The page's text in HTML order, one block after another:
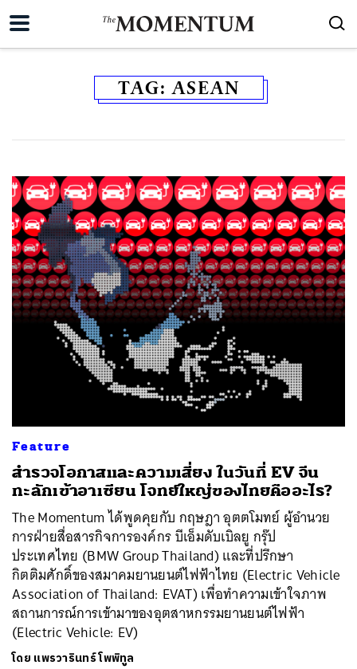
TAG:ASEAN
Feature
สำรวจโอกาสและความเสี่ยง ในวันที่ EV จีน
ทะลักเข้าอาเซียน โจทย์ใหญ่ของไทยคืออะไร?
The Momentum ได้พูดคุยกับ กฤษฎา อุตตโมทย์ ผู้อำนวย
การฝ่ายสื่อสารกิจการองค์กร บีเอ็มดับเบิลยู กรุ๊ป
ประเทศไทย (BMW Group Thailand) และที่ปรึกษา
กิตติมศักดิ์ของสมาคมยานยนต์ไฟฟ้าไทย (Electric Vehicle
Association of Thailand: EVAT) เพื่อทำความเข้าใจภาพ
สถานการณ์การเข้ามาของอุตสาหกรรมยานยนต์ไฟฟ้า
(Electric Vehicle: EV)
โดย แพรวารินทร์ โพพิทูล